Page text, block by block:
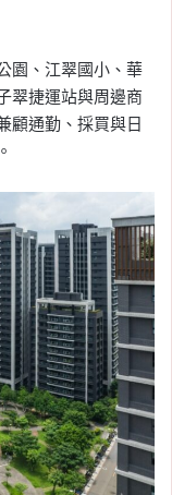
園、江翠國小、華
翠捷運站與周邊商
顧通勤、採買與日